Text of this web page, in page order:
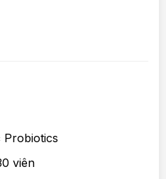
Probiotics
viên